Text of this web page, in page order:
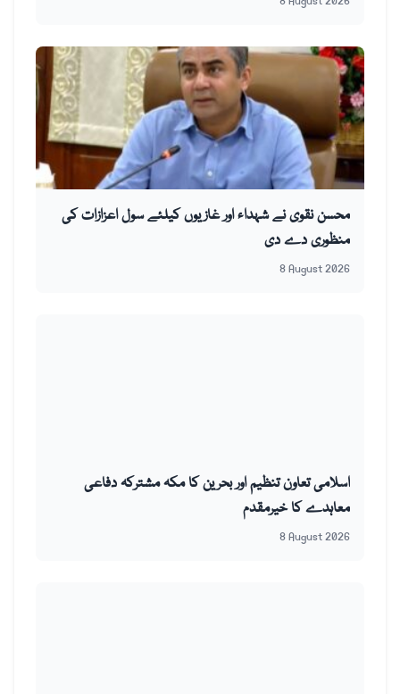
محسن نقوی نے شہداء اور غازیوں کیلئے سول اعزازات کی
منظوری دے دی
8 August 2026
اسلامی تعاون تنظیم اور بحرین کا مکہ مشترکہ دفاعی
معاہدے کا خیرمقدم
8 August 2026